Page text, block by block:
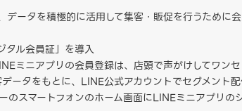
データを積極的に活用して集客・販促を行うために
ル会員証」を導入
ミニアプリの会員登録は、店頭で声がけしてワン
ータをもとに、LINE公式アカウントでセグメント
のスマートフォンのホーム画面にLINEミニアプリの